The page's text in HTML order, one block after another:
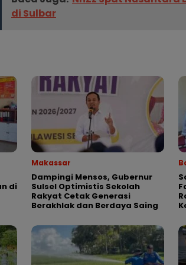
di Sulbar
di
Makassar
Dampingi Mensos, Gubernur
Sulsel Optimistis Sekolah
Rakyat Cetak Generasi
Berakhlak dan Berdaya Saing